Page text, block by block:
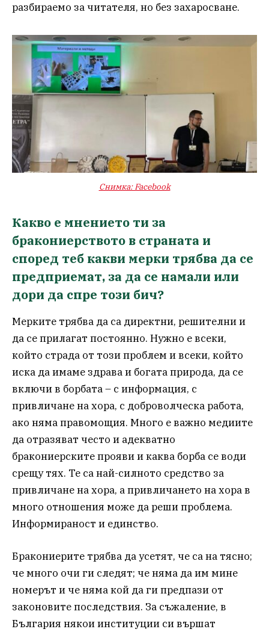
разбираемо за читателя, но без захаросване.
Снимка: Facebook
Какво е мнението ти за
бракониерството в страната и
според теб какви мерки трябва да се
предприемат, за да се намали или
дори да спре този бич?
Мерките трябва да са директни, решителни и
да се прилагат постоянно. Нужно е всеки,
който страда от този проблем и всеки, който
иска да имаме здрава и богата природа, да се
включи в борбата – с информация, с
привличане на хора, с доброволческа работа,
ако няма правомощия. Много е важно медиите
да отразяват често и адекватно
бракониерските прояви и каква борба се води
срещу тях. Те са най-силното средство за
привличане на хора, а привличането на хора в
много отношения може да реши проблема.
Информираност и единство.
Бракониерите трябва да усетят, че са на тясно;
че много очи ги следят; че няма да им мине
номерът и че няма кой да ги предпази от
законовите последствия. За съжаление, в
България някои институции си вършат